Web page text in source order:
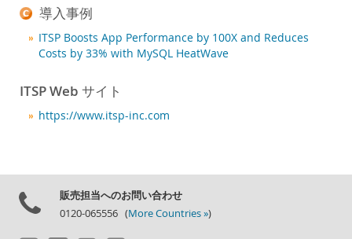
導入事例
ITSP Boosts App Performance by 100X and Reduces
Costs by 33% with MySQL HeatWave
ITSP Web サイト
https://www.itsp-inc.com
販売担当へのお問い合わせ
0120-065556 (More Countries »)